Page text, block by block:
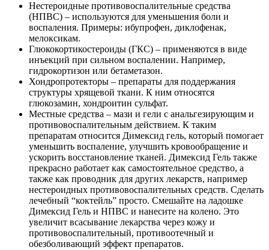
Нестероидные противовоспалительные средства
(НПВС) – используются для уменьшения боли и
воспаления. Примеры: ибупрофен, диклофенак,
мелоксикам.
Глюкокортикостероиды (ГКС) – применяются в виде
инъекций при сильном воспалении. Например,
гидрокортизон или бетаметазон.
Хондропротекторы – препараты для поддержания
структуры хрящевой ткани. К ним относятся
глюкозамин, хондроитин сульфат.
Местные средства – мази и гели с анальгезирующим и
противовоспалительным действием. К таким
препаратам относится Димексид гель, который помогает
уменьшить воспаление, улучшить кровообращение и
ускорить восстановление тканей. Димексид Гель также
прекрасно работает как самостоятельное средство, а
также как проводник для других лекарств, например
нестероидных противовоспалительных средств. Сделать
лечебный “коктейль” просто. Смешайте на ладошке
Димексид Гель и НПВС и нанесите на колено. Это
увеличит всасывание лекарства через кожу и
противовоспалительный, противоотечный и
обезболивающий эффект препаратов.